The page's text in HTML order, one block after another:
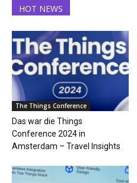
HOT NEWS
The Things Conference
Das war die Things
Conference 2024 in
Amsterdam – Travel Insights